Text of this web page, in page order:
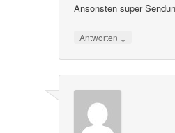
Ansonsten super
Antworten ↓